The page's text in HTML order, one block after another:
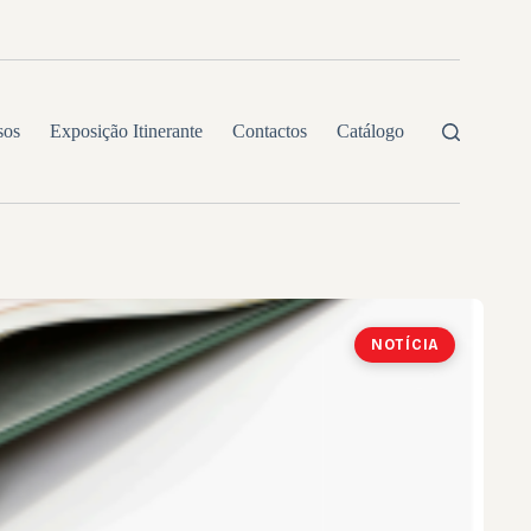
Exposição Itinerante Contactos Catálogo
NOTÍCIA